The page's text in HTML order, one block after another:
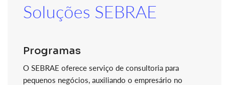
Soluções SEBRAE
Programas
O SEBRAE oferece serviço de consultoria para
pequenos negócios, auxiliando o empresário no